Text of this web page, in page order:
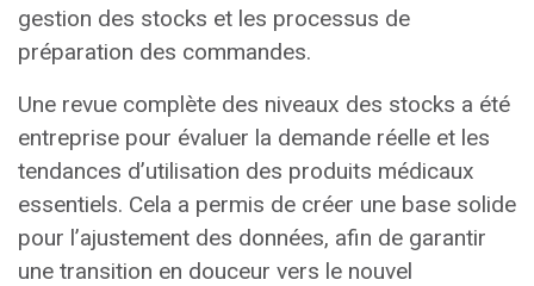
gestion des stocks et les processus de
préparation des commandes.
Une revue complète des niveaux des stocks a été
entreprise pour évaluer la demande réelle et les
tendances d’utilisation des produits médicaux
essentiels. Cela a permis de créer une base solide
pour l’ajustement des données, afin de garantir
une transition en douceur vers le nouvel